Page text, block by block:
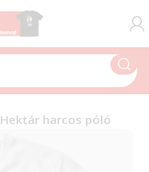
Hektár harcos póló